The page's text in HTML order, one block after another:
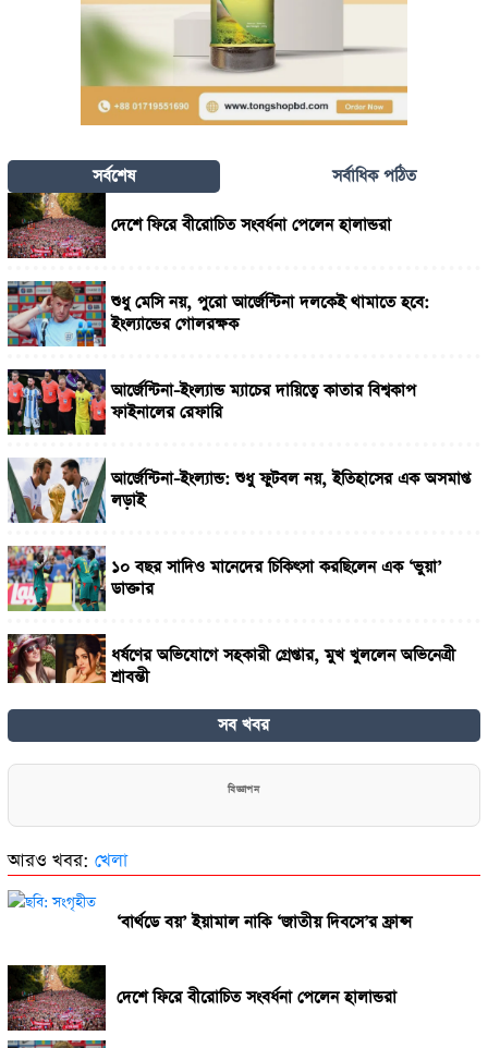
সর্বশেষ সর্বাধিক পঠিত
দেশে ফিরে বীরোচিত সংবর্ধনা পেলেন হালান্ডরা
শুধু মেসি নয়, পুরো আর্জেন্টিনা দলকেই থামাতে হবে:
ইংল্যান্ডের গোলরক্ষক
আর্জেন্টিনা-ইংল্যান্ড ম্যাচের দায়িত্বে কাতার বিশ্বকাপ
ফাইনালের রেফারি
আর্জেন্টিনা-ইংল্যান্ড: শুধু ফুটবল নয়, ইতিহাসের এক অসমাপ্ত
লড়াই
১০ বছর সাদিও মানেদের চিকিৎসা করছিলেন এক ‘ভুয়া’
ডাক্তার
ধর্ষণের অভিযোগে সহকারী গ্রেপ্তার, মুখ খুললেন অভিনেত্রী
শ্রাবন্তী
সব খবর
বিজ্ঞাপন
আরও খবর: খেলা
‘বার্থডে বয়’ ইয়ামাল নাকি ‘জাতীয় দিবসে’র ফ্রান্স
দেশে ফিরে বীরোচিত সংবর্ধনা পেলেন হালান্ডরা